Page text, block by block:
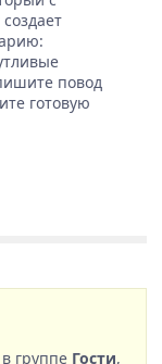
повод
готовую
группе Гости,